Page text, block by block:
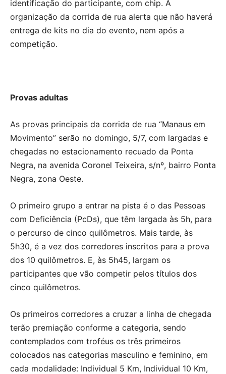
identificação do participante, com chip. A
organização da corrida de rua alerta que não haverá
entrega de kits no dia do evento, nem após a
competição.
Provas adultas
As provas principais da corrida de rua “Manaus em
Movimento” serão no domingo, 5/7, com largadas e
chegadas no estacionamento recuado da Ponta
Negra, na avenida Coronel Teixeira, s/nº, bairro Ponta
Negra, zona Oeste.
O primeiro grupo a entrar na pista é o das Pessoas
com Deficiência (PcDs), que têm largada às 5h, para
o percurso de cinco quilômetros. Mais tarde, às
5h30, é a vez dos corredores inscritos para a prova
dos 10 quilômetros. E, às 5h45, largam os
participantes que vão competir pelos títulos dos
cinco quilômetros.
Os primeiros corredores a cruzar a linha de chegada
terão premiação conforme a categoria, sendo
contemplados com troféus os três primeiros
colocados nas categorias masculino e feminino, em
cada modalidade: Individual 5 Km, Individual 10 Km,